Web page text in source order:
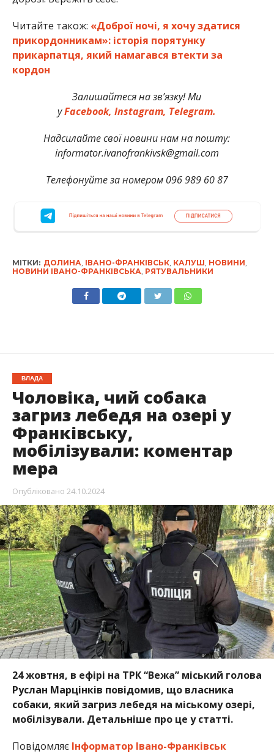
Читайте також: «Доброї ночі, я хочу здатися
прикордонникам»: історія порятунку
прикарпатця, який намагався втекти за
кордон
Залишайтеся на зв’язку! Ми
уFacebook, Instagram, Telegram.
Надсилайте свої новини нам на пошту:
informator.ivanofrankivsk@gmail.com
Телефонуйте за номером 096 989 60 87
МІТКИ: ДОЛИНА ІВАНО-ФРАНКІВСЬК, КАЛУШ НОВИНИ
НОВИНИ ІВАНО-ФРАНКІВСЬКА РЯТУВАЛЬНИКИ
ВЛАДА
Чоловіка, чий собака
загриз лебедя на озері у
Франківську,
мобілізували: коментар
мера
Опубліковано 24.10.2024
24 жовтня, в ефірі на ТРК “Вежа” міський голова
Руслан Марцінків повідомив, що власника
собаки, який загриз лебедя на міському озері,
мобілізували. Детальніше про це у статті.
Повідомляє Інформатор Івано-Франківськ